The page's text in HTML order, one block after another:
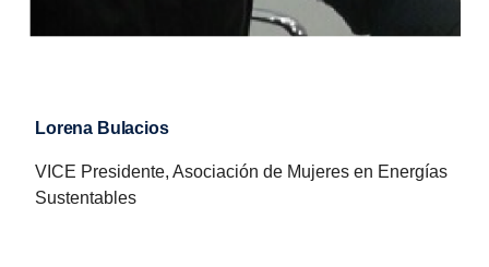
Lorena Bulacios
VICE Presidente, Asociación de Mujeres en Energías
Sustentables